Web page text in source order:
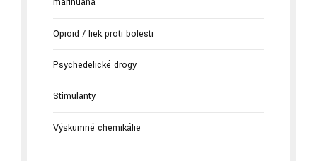
Opioid / liek proti bolesti
Psychedelické drogy
Stimulanty
Výskumné chemikálie